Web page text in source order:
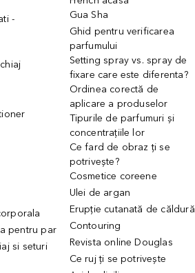
-
pentru par
si seturi
Gua Sha
Ghid pentru verificarea
parfumului
Setting spray vs. spray de
fixare care este diferenta?
Ordinea corectă de
aplicare a produselor
Tipurile de parfumuri și
concentrațiile lor
Ce fard de obraz ți se
potrivește?
Cosmetice coreene
Ulei de argan
Erupție cutanată de căldură
Contouring
Revista online Douglas
Ce ruj ți se potrivește